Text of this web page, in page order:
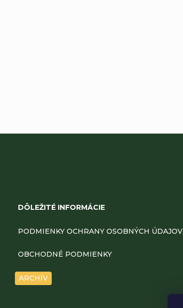
DÔLEŽITÉ INFORMÁCIE
PODMIENKY OCHRANY OSOBNÝCH ÚDAJOV
OBCHODNÉ PODMIENKY
ARCHÍV